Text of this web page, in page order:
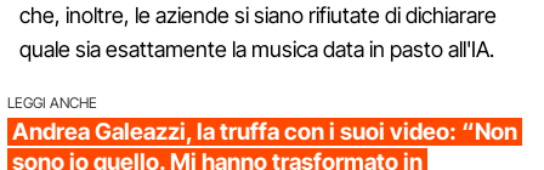
che, inoltre, le aziende si siano rifiutate di dichiarare
quale sia esattamente la musica data in pasto all'IA.
LEGGI ANCHE
Andrea Galeazzi, la truffa con i suoi video: “Non
sono io quello. Mi hanno trasformato in